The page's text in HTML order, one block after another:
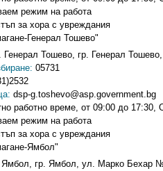
режим на работа
за хора с увреждания
Генерал Тошево"
Тошево, гр. Генерал
05731
dsp-g.toshevo@asp.government.bg
работно време, от 09:00 до
режим на работа
за хора с увреждания
Ямбол"
гр. Ямбол, ул. Марко Бехар